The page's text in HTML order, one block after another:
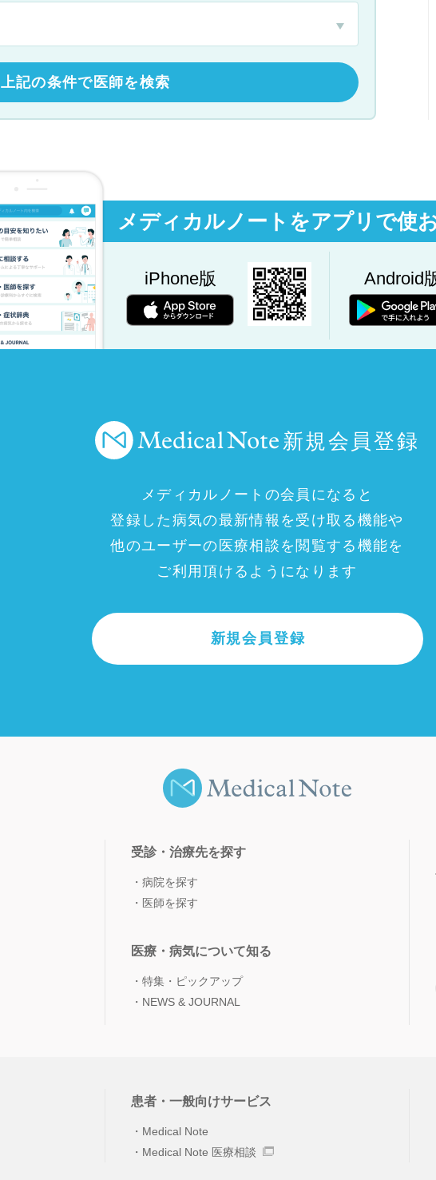
上記の条件で医師を検索
メディカルノートをアプリで使
iPhone版 Android
新規会員登録
メディカルノートの会員になると
登録した病気の最新情報を受け取る機能や
他のユーザーの医療相談を閲覧する機能を
ご利用頂けるようになります
新規会員登録
受診・治療先を探す
病院を探す
医師を探す
医療・病気について知る
特集・ピックアップ
NEWS & JOURNAL
患者・一般向けサービス
Medical Note
Medical Note 医療相談